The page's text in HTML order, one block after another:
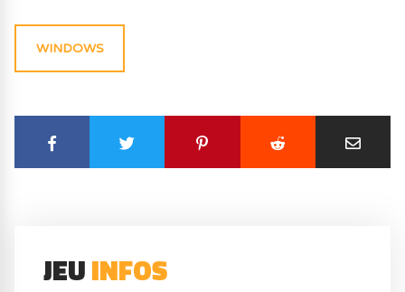
WINDOWS
JEUINFOS